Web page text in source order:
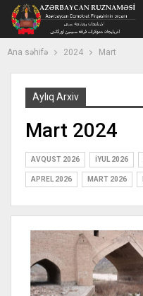
Ana səhifə 2024 Mart
Aylıq Arxiv
Mart 2024
AVQUST 2026 İYUL 2026
APREL 2026 MART 2026